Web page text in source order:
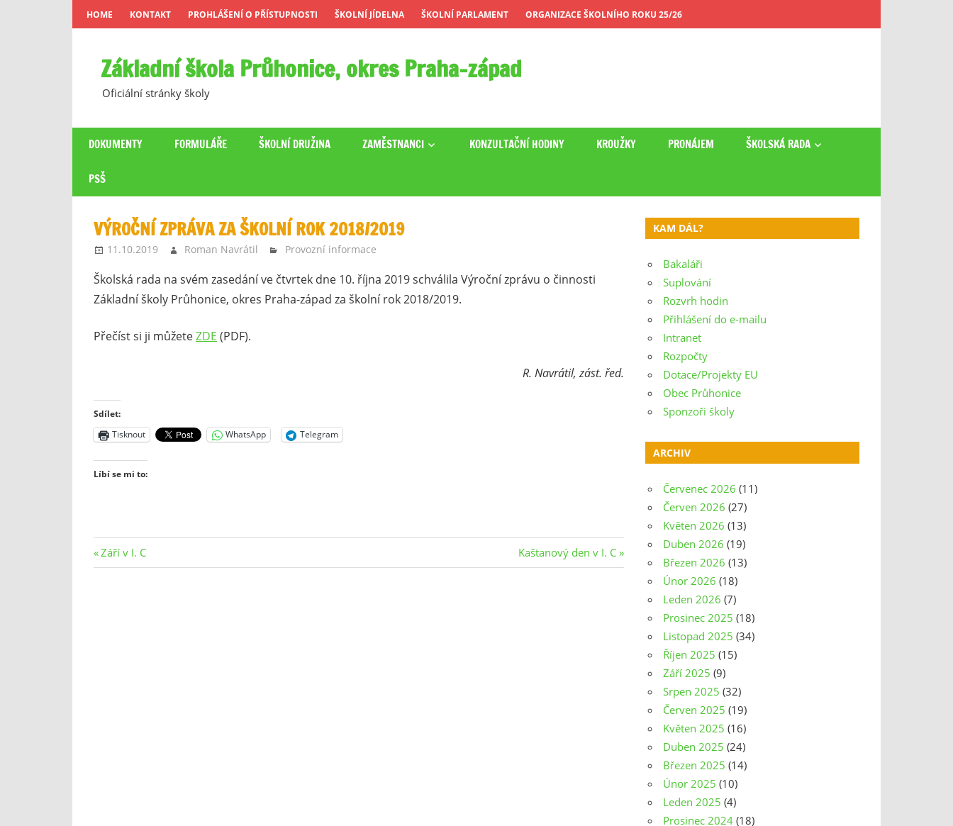
Skip
to
HOME KONTAKT PROHLÁŠENÍ O PŘÍSTUPNOSTI ŠKOLNÍ JÍDELNA ŠKOLNÍ PARLAMENT ORGANIZACE ŠKOLNÍHO ROKU 25/26
Základní škola Průhonice, okres Praha-západ
Oficiální stránky školy
DOKUMENTY FORMULÁŘE ŠKOLNÍ DRUŽINA ZAMĚSTNANCI KONZULTAČNÍ HODINY KROUŽKY PRONÁJEM ŠKOLSKÁ RADA
PSŠ
VÝROČNÍ ZPRÁVA ZA ŠKOLNÍ ROK 2018/2019
11.10.2019 Roman Navrátil Provozní informace
Školská rada na svém zasedání ve čtvrtek dne 10. října 2019 schválila Výroční zprávu o činnosti
Základní školy Průhonice, okres Praha-západ za školní rok 2018/2019.
Přečíst si ji můžeteZDE (PDF).
R. Navrátil, zást. řed.
Sdílet:
Tisknout
WhatsApp Telegram
Líbí se mi to:
Navigace
Previous
Post:
Září v I. C
Next
Post:
Kaštanový den v I. C
KAM DÁL?
Bakaláři
Suplování
Rozvrh hodin
Přihlášení do e-mailu
Intranet
Rozpočty
Dotace/Projekty EU
Obec Průhonice
Sponzoři školy
ARCHIV
Červenec 2026 (11)
Červen 2026 (27)
Květen 2026 (13)
Duben 2026 (19)
Březen 2026 (13)
Únor 2026 (18)
Leden 2026 (7)
Prosinec 2025 (18)
Listopad 2025 (34)
Říjen 2025 (15)
Září 2025 (9)
Srpen 2025 (32)
Červen 2025 (19)
Květen 2025 (16)
Duben 2025 (24)
Březen 2025 (14)
Únor 2025 (10)
Leden 2025 (4)
Prosinec 2024 (18)